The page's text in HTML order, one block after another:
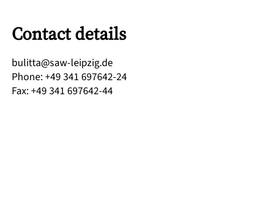
Contact details
ed.gizpiel-was@attilub
Phone:+49 341 697642-24
Fax:+49 341 697642-44